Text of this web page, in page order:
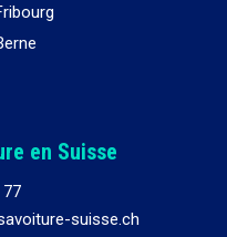
en Suisse
suisse.ch